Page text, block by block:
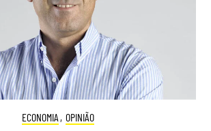
ECONOMIA , OPINIÃO